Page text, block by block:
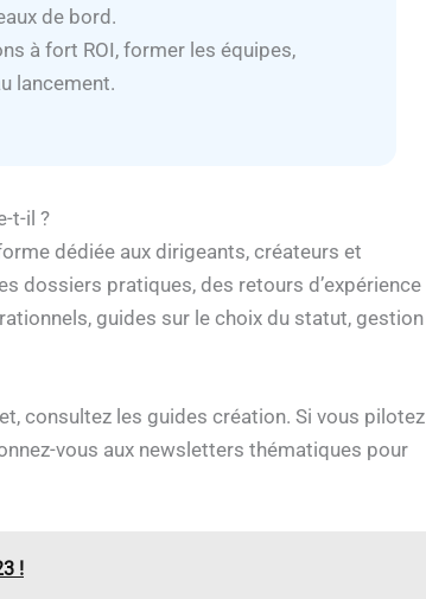
de bord.
à fort ROI, former les équipes,
lancement.
t-il ?
dédiée aux dirigeants, créateurs et
dossiers pratiques, des retours d’expérience
guides sur le choix du statut, gestion
consultez les guides création. Si vous pilotez
vous aux newsletters thématiques pour
!